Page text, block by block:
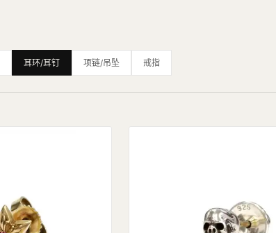
耳环/耳钉 项链/吊坠 戒指